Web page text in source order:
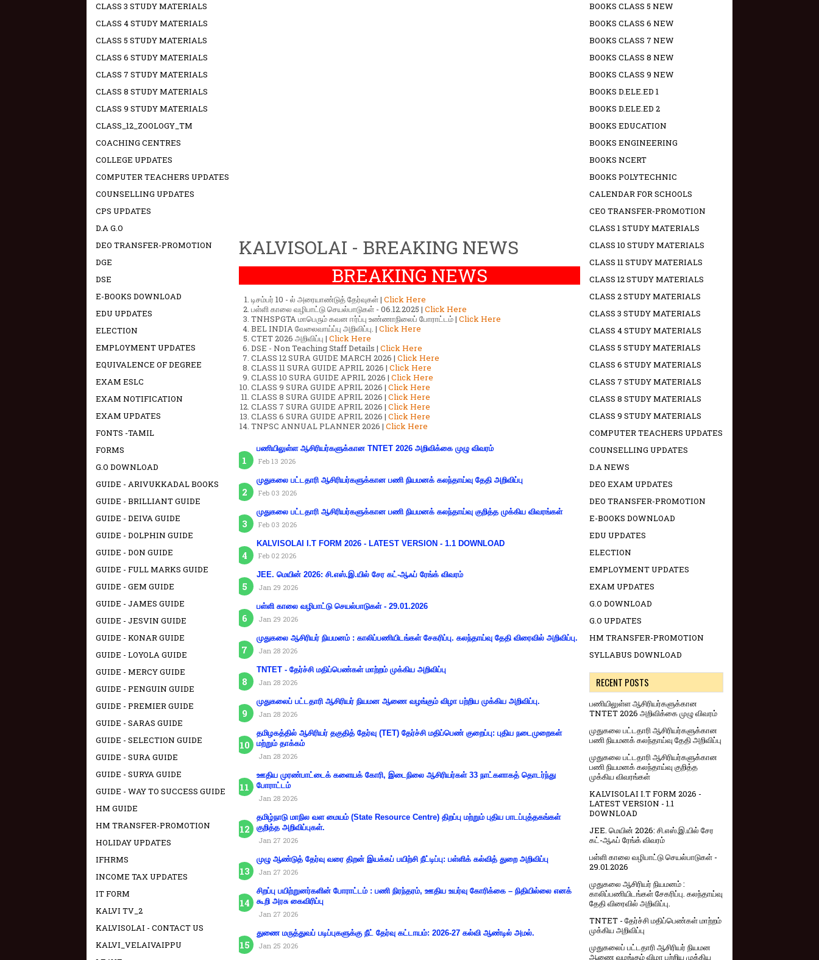
KALVISOLAI - BREAKING NEWS
BREAKING NEWS
டிசம்பர் 10 - ல் அரையாண்டுத் தேர்வுகள் | Click Here
பள்ளி காலை வழிபாட்டு செயல்பாடுகள் - 06.12.2025 | Click Here
TNHSPGTA மாபெரும் கவன ஈர்ப்பு உண்ணாநிலைப் போராட்டம் | Click Here
BEL INDIA வேலைவாய்ப்பு அறிவிப்பு. | Click Here
CTET 2026 அறிவிப்பு | Click Here
DSE - Non Teaching Staff Details | Click Here
CLASS 12 SURA GUIDE MARCH 2026 | Click Here
CLASS 11 SURA GUIDE APRIL 2026 | Click Here
CLASS 10 SURA GUIDE APRIL 2026 | Click Here
CLASS 9 SURA GUIDE APRIL 2026 | Click Here
CLASS 8 SURA GUIDE APRIL 2026 | Click Here
CLASS 7 SURA GUIDE APRIL 2026 | Click Here
CLASS 6 SURA GUIDE APRIL 2026 | Click Here
TNPSC ANNUAL PLANNER 2026 | Click Here
பணியிலுள்ள ஆசிரியர்களுக்கான TNTET 2026 அறிவிக்கை முழு விவரம்
Feb 13 2026
முதுகலை பட்டதாரி ஆசிரியர்களுக்கான பணி நியமனக் கலந்தாய்வு தேதி அறிவிப்பு
Feb 03 2026
முதுகலை பட்டதாரி ஆசிரியர்களுக்கான பணி நியமனக் கலந்தாய்வு குறித்த முக்கிய விவரங்கள்
Feb 03 2026
KALVISOLAI I.T FORM 2026 - LATEST VERSION - 1.1 DOWNLOAD
Feb 02 2026
JEE. மெயின் 2026: சி.எஸ்.இ.யில் சேர கட்-ஆஃப் ரேங்க் விவரம்
Jan 29 2026
பள்ளி காலை வழிபாட்டு செயல்பாடுகள் - 29.01.2026
Jan 29 2026
முதுகலை ஆசிரியர் நியமனம் : காலிப்பணியிடங்கள் சேகரிப்பு. கலந்தாய்வு தேதி விரைவில் அறிவிப்பு.
Jan 28 2026
TNTET - தேர்ச்சி மதிப்பெண்கள் மாற்றம் முக்கிய அறிவிப்பு
Jan 28 2026
முதுகலைப் பட்டதாரி ஆசிரியர் நியமன ஆணை வழங்கும் விழா பற்றிய முக்கிய அறிவிப்பு.
Jan 28 2026
தமிழகத்தில் ஆசிரியர் தகுதித் தேர்வு (TET) தேர்ச்சி மதிப்பெண் குறைப்பு: புதிய நடைமுறைகள்
மற்றும் தாக்கம்
Jan 28 2026
ஊதிய முரண்பாட்டைக் களையக் கோரி, இடைநிலை ஆசிரியர்கள் 33 நாட்களாகத் தொடர்ந்து
போராட்டம்
Jan 28 2026
தமிழ்நாடு மாநில வள மையம் (State Resource Centre) திறப்பு மற்றும் புதிய பாடப்புத்தகங்கள்
குறித்த அறிவிப்புகள்.
Jan 27 2026
முழு ஆண்டுத் தேர்வு வரை திறன் இயக்கப் பயிற்சி நீட்டிப்பு: பள்ளிக் கல்வித் துறை அறிவிப்பு
Jan 27 2026
சிறப்பு பயிற்றுனர்களின் போராட்டம் : பணி நிரந்தரம், ஊதிய உயர்வு கோரிக்கை – நிதியில்லை எனக்
கூறி அரசு கைவிரிப்பு
Jan 27 2026
துணை மருத்துவப் படிப்புகளுக்கு நீட் தேர்வு கட்டாயம்: 2026-27 கல்வி ஆண்டில் அமல்.
Jan 25 2026
CLASS 3 STUDY MATERIALS
CLASS 4 STUDY MATERIALS
CLASS 5 STUDY MATERIALS
CLASS 6 STUDY MATERIALS
CLASS 7 STUDY MATERIALS
CLASS 8 STUDY MATERIALS
CLASS 9 STUDY MATERIALS
CLASS_12_ZOOLOGY_TM
COACHING CENTRES
COLLEGE UPDATES
COMPUTER TEACHERS UPDATES
COUNSELLING UPDATES
CPS UPDATES
D.A G.O
DEO TRANSFER-PROMOTION
DGE
DSE
E-BOOKS DOWNLOAD
EDU UPDATES
ELECTION
EMPLOYMENT UPDATES
EQUIVALENCE OF DEGREE
EXAM ESLC
EXAM NOTIFICATION
EXAM UPDATES
FONTS -TAMIL
FORMS
G.O DOWNLOAD
GUIDE - ARIVUKKADAL BOOKS
GUIDE - BRILLIANT GUIDE
GUIDE - DEIVA GUIDE
GUIDE - DOLPHIN GUIDE
GUIDE - DON GUIDE
GUIDE - FULL MARKS GUIDE
GUIDE - GEM GUIDE
GUIDE - JAMES GUIDE
GUIDE - JESVIN GUIDE
GUIDE - KONAR GUIDE
GUIDE - LOYOLA GUIDE
GUIDE - MERCY GUIDE
GUIDE - PENGUIN GUIDE
GUIDE - PREMIER GUIDE
GUIDE - SARAS GUIDE
GUIDE - SELECTION GUIDE
GUIDE - SURA GUIDE
GUIDE - SURYA GUIDE
GUIDE - WAY TO SUCCESS GUIDE
HM GUIDE
HM TRANSFER-PROMOTION
HOLIDAY UPDATES
IFHRMS
INCOME TAX UPDATES
IT FORM
KALVI TV_2
KALVISOLAI - CONTACT US
KALVI_VELAIVAIPPU
BOOKS CLASS 5 NEW
BOOKS CLASS 6 NEW
BOOKS CLASS 7 NEW
BOOKS CLASS 8 NEW
BOOKS CLASS 9 NEW
BOOKS D.ELE.ED 1
BOOKS D.ELE.ED 2
BOOKS EDUCATION
BOOKS ENGINEERING
BOOKS NCERT
BOOKS POLYTECHNIC
CALENDAR FOR SCHOOLS
CEO TRANSFER-PROMOTION
CLASS 1 STUDY MATERIALS
CLASS 10 STUDY MATERIALS
CLASS 11 STUDY MATERIALS
CLASS 12 STUDY MATERIALS
CLASS 2 STUDY MATERIALS
CLASS 3 STUDY MATERIALS
CLASS 4 STUDY MATERIALS
CLASS 5 STUDY MATERIALS
CLASS 6 STUDY MATERIALS
CLASS 7 STUDY MATERIALS
CLASS 8 STUDY MATERIALS
CLASS 9 STUDY MATERIALS
COMPUTER TEACHERS UPDATES
COUNSELLING UPDATES
D.A NEWS
DEO EXAM UPDATES
DEO TRANSFER-PROMOTION
E-BOOKS DOWNLOAD
EDU UPDATES
ELECTION
EMPLOYMENT UPDATES
EXAM UPDATES
G.O DOWNLOAD
G.O UPDATES
HM TRANSFER-PROMOTION
SYLLABUS DOWNLOAD
RECENT POSTS
பணியிலுள்ள ஆசிரியர்களுக்கான
TNTET 2026 அறிவிக்கை முழு விவரம்
முதுகலை பட்டதாரி ஆசிரியர்களுக்கான
பணி நியமனக் கலந்தாய்வு தேதி அறிவிப்பு
முதுகலை பட்டதாரி ஆசிரியர்களுக்கான
பணி நியமனக் கலந்தாய்வு குறித்த
முக்கிய விவரங்கள்
KALVISOLAI I.T FORM 2026 -
LATEST VERSION - 1.1
DOWNLOAD
JEE. மெயின் 2026: சி.எஸ்.இ.யில் சேர
கட்-ஆஃப் ரேங்க் விவரம்
பள்ளி காலை வழிபாட்டு செயல்பாடுகள் -
29.01.2026
முதுகலை ஆசிரியர் நியமனம் :
காலிப்பணியிடங்கள் சேகரிப்பு. கலந்தாய்வு
தேதி விரைவில் அறிவிப்பு.
TNTET - தேர்ச்சி மதிப்பெண்கள் மாற்றம்
முக்கிய அறிவிப்பு
முதுகலைப் பட்டதாரி ஆசிரியர் நியமன
ஆணை வழங்கும் விழா பற்றிய முக்கிய